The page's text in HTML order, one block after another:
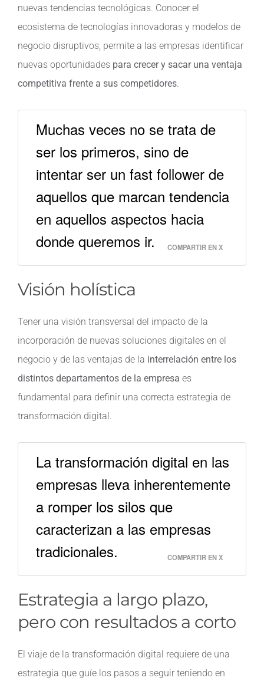
nuevas tendencias tecnológicas. Conocer el
ecosistema de tecnologías innovadoras y modelos de
negocio disruptivos, permite a las empresas identificar
nuevas oportunidades para crecer y sacar una ventaja
competitiva frente a sus competidores.
Muchas veces no se trata de
ser los primeros, sino de
intentar ser un fast follower de
aquellos que marcan tendencia
en aquellos aspectos hacia
donde queremos ir.
COMPARTIR EN X
Visión holística
Tener una visión transversal del impacto de la
incorporación de nuevas soluciones digitales en el
negocio y de las ventajas de la interrelación entre los
distintos departamentos de la empresa es
fundamental para definir una correcta estrategia de
transformación digital.
La transformación digital en las
empresas lleva inherentemente
a romper los silos que
caracterizan a las empresas
tradicionales.
COMPARTIR EN X
Estrategia a largo plazo,
pero con resultados a corto
El viaje de la transformación digital requiere de una
estrategia que guíe los pasos a seguir teniendo en